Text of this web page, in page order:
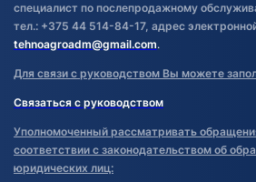
специалист по послепродажному
тел.: +375 44 514-84-17, адрес
tehnoagroadm@gmail.com.
Для связи с руководством Вы можете
Связаться с руководством
Уполномоченный рассматривать
соответствии с законодательством об
юридических лиц: